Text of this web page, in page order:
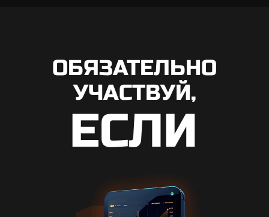
ОБЯЗАТЕЛЬНО
УЧАСТВУЙ,
ЕСЛИ